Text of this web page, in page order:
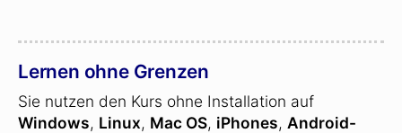
Lernen ohne Grenzen
Sie nutzen den Kurs ohne Installation auf
Windows, Linux, Mac OS, iPhones, Android-